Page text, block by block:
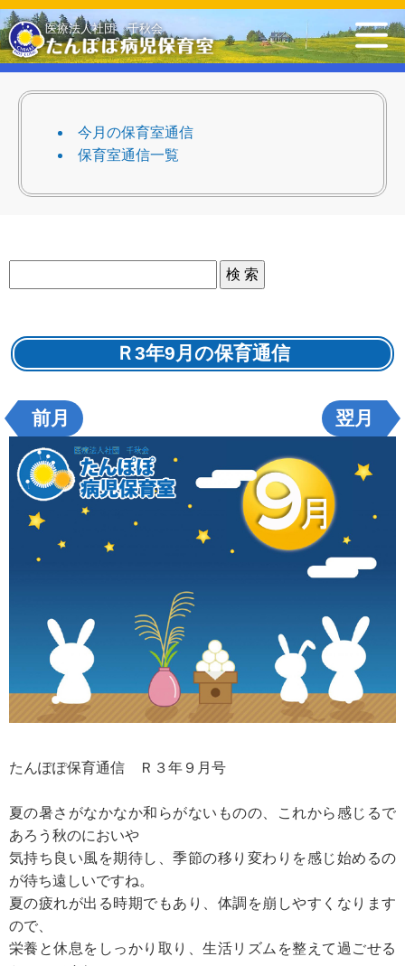
トップ 登録・ご利用申し込み ご利用方法
保育室の一日 入室時の持ち物
採用情報
今月の保育室通信
保育室通信一覧
Ｒ3年9月の保育通信
前月 翌月
たんぽぽ保育通信 Ｒ３年９月号
夏の暑さがなかなか和らがないものの、これから感じるで
あろう秋のにおいや
気持ち良い風を期待し、季節の移り変わりを感じ始めるの
が待ち遠しいですね。
夏の疲れが出る時期でもあり、体調を崩しやすくなります
ので、
栄養と休息をしっかり取り、生活リズムを整えて過ごせる